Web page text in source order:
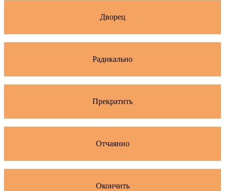
Дворец
Радикально
Прекратить
Отчаянно
Окончить